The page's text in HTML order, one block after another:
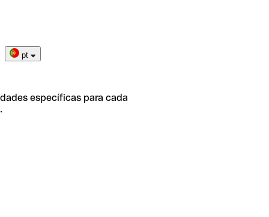
pt
específicas para cada